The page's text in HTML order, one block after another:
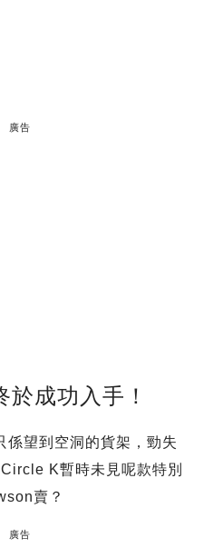
廣告
成功入手！
係望到空洞的貨架，勁失
K暫時未見呢款特別
賣？
廣告